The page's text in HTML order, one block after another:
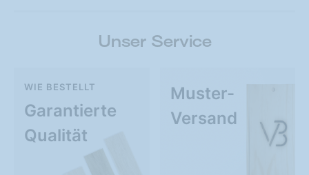
Unser Service
Garantierte
Qualität
WIE BESTELLT
Muster-
Versand